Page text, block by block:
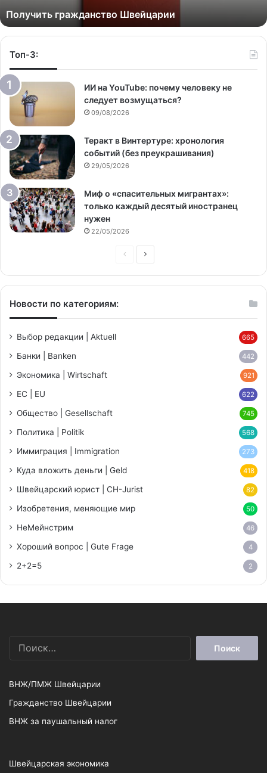
Получить гражданство Швейцарии
Топ-3:
ИИ на YouTube: почему человеку не
следует возмущаться?
09/08/2026
Теракт в Винтертуре: хронология
событий (без преукрашивания)
29/05/2026
Миф о «спасительных мигрантах»:
только каждый десятый иностранец
нужен
22/05/2026
Предыдущая
Следующая
Новости по категориям:
Выбор редакции | Aktuell 665
Банки | Banken 442
Экономика | Wirtschaft 921
ЕС | EU 622
Общество | Gesellschaft 745
Политика | Politik 568
Иммиграция | Immigration 273
Куда вложить деньги | Geld 418
Швейцарский юрист | CH-Jurist 82
Изобретения, меняющие мир 50
НеМейнстрим 46
Хороший вопрос | Gute Frage 4
2+2=5 2
ВНЖ/ПМЖ Швейцарии
Гражданство Швейцарии
ВНЖ за паушальный налог
Швейцарская экономика